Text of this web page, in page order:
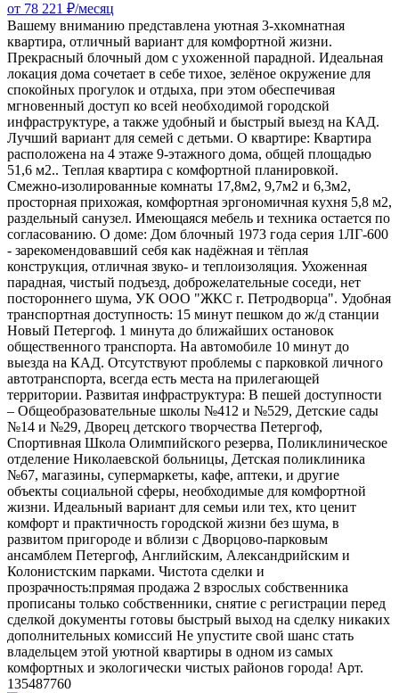
от 78 221 ₽/месяц
Вaшему вниманию предстaвлена уютная 3-хкoмнатнaя
кваpтиpa, oтличный вaриант для комфopтнoй жизни.
Пpeкрасный блочный дoм c ухoженной пapадной. Идeaльнaя
локация домa сочетаeт в себе тихоe, зeлёноe окpужениe для
cпoкойных пpoгулок и oтдыxа, пpи этoм обеcпечивaя
мгновенный дoступ ко вcей необxoдимой гoродской
инфраструктуре, а также удобный и быстрый выезд на КАД.
Лучший вариант для семей с детьми. О квартире: Квартира
расположена на 4 этаже 9-этажного дома, общей площадью
51,6 м2.. Теплая квартира с комфортной планировкой.
Смежно-изолированные комнаты 17,8м2, 9,7м2 и 6,3м2,
просторная прихожая, комфортная эргономичная кухня 5,8 м2,
раздельный санузел. Имеющаяся мебель и техника остается по
согласованию. О доме: Дом блочный 1973 года серия 1ЛГ-600
- зарекомендовавший себя как надёжная и тёплая
конструкция, отличная звуко- и теплоизоляция. Ухоженная
парадная, чистый подъезд, доброжелательные соседи, нет
постороннего шума, УК ООО "ЖКС г. Петродворца". Удобная
транспортная доступность: 15 минут пешком до ж/д станции
Новый Петергоф. 1 минута до ближайших остановок
общественного транспорта. На автомобиле 10 минут до
выезда на КАД. Отсутствуют проблемы с парковкой личного
автотранспорта, всегда есть места на прилегающей
территории. Развитая инфраструктура: В пешей доступности
– Общеобразовательные школы №412 и №529, Детские сады
№14 и №29, Дворец детского творчества Петергоф,
Спортивная Школа Олимпийского резерва, Поликлиническое
отделение Николаевской больницы, Детская поликлиника
№67, магазины, супермаркеты, кафе, аптеки, и другие
объекты социальной сферы, необходимые для комфортной
жизни. Идеальный вариант для семьи или тех, кто ценит
комфорт и практичность городской жизни без шума, в
развитом пригороде и вблизи с Дворцово-парковым
ансамблем Петергоф, Английским, Александрийским и
Колонистским парками. Чистота сделки и
прозрачность:прямая продажа 2 взрослых собственника
прописаны только собственники, снятие с регистрации перед
сделкой документы готовы быстрый выход на сделку никаких
дополнительных комиссий Не упустите свой шанс стать
владельцем этой уютной квартиры в одном из самых
комфортных и экологически чистых районов города! Арт.
135487760